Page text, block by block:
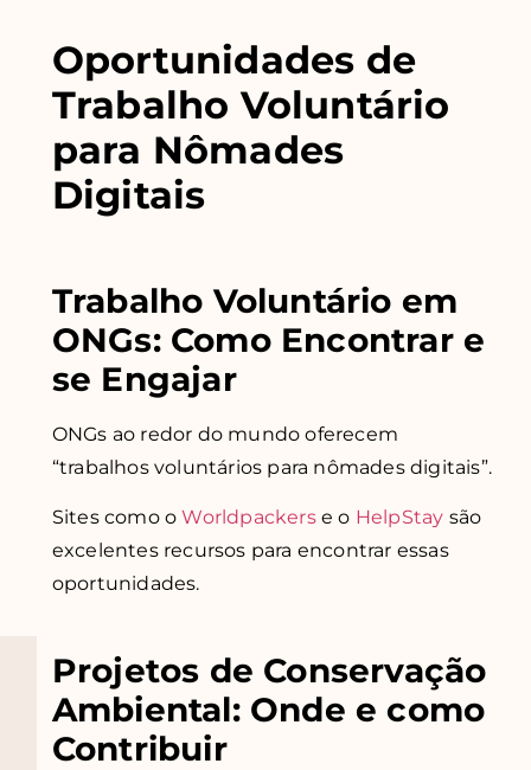
Oportunidades de
Trabalho Voluntário
para Nômades
Digitais
Trabalho Voluntário em
ONGs: Como Encontrar e
se Engajar
ONGs ao redor do mundo oferecem
“trabalhos voluntários para nômades digitais”.
Sites como oWorldpackerse o HelpStay são
excelentes recursos para encontrar essas
oportunidades.
Projetos de Conservação
Ambiental: Onde e como
Contribuir